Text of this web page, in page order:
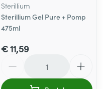
Sterillium
Sterillium Gel Pure + Pomp
475ml
€ 11,59